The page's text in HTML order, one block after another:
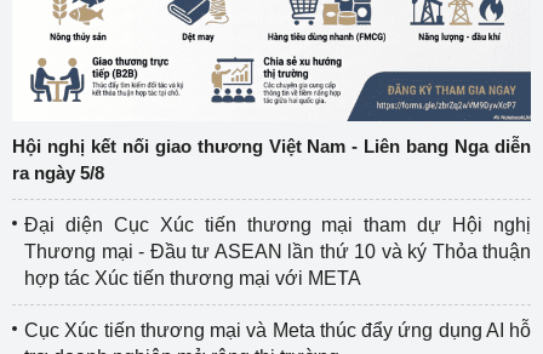
Hội nghị kết nối giao thương Việt Nam - Liên bang Nga diễn
ra ngày 5/8
Đại diện Cục Xúc tiến thương mại tham dự Hội nghị
Thương mại - Đầu tư ASEAN lần thứ 10 và ký Thỏa thuận
hợp tác Xúc tiến thương mại với META
Cục Xúc tiến thương mại và Meta thúc đẩy ứng dụng AI hỗ